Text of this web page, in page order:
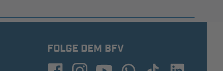
FOLGE DEM BFV